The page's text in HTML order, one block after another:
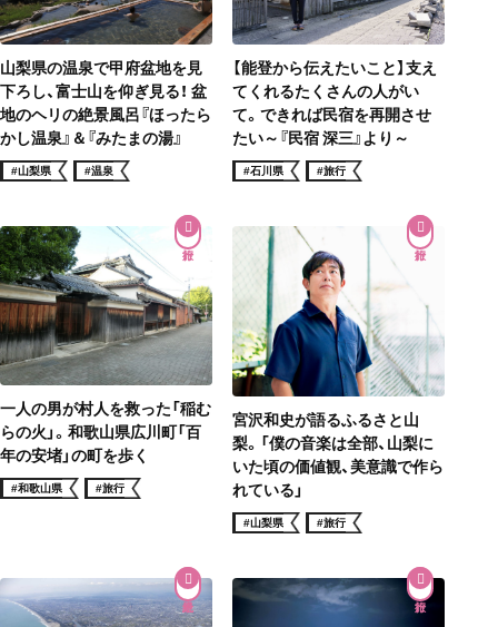
山梨県の温泉で甲府盆地を見
下ろし、富士山を仰ぎ見る！ 盆
地のヘリの絶景風呂『ほったら
かし温泉』＆『みたまの湯』
#山梨県 #温泉
【能登から伝えたいこと】支え
てくれるたくさんの人がい
て。できれば民宿を再開させ
たい～『民宿 深三』より～
#石川県 #旅行
一人の男が村人を救った「稲む
らの火」。和歌山県広川町「百
年の安堵」の町を歩く
#和歌山県 #旅行
宮沢和史が語るふるさと山
梨。「僕の音楽は全部、山梨に
いた頃の価値観、美意識で作ら
れている」
#山梨県 #旅行